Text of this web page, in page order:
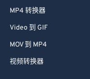
MP4 转换器
Video 到 GIF
MOV 到 MP4
视频转换器